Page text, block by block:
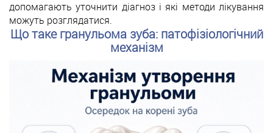
допомагають уточнити діагноз і які методи лікування
можуть розглядатися.
Що таке гранульома зуба: патофізіологічний
механізм